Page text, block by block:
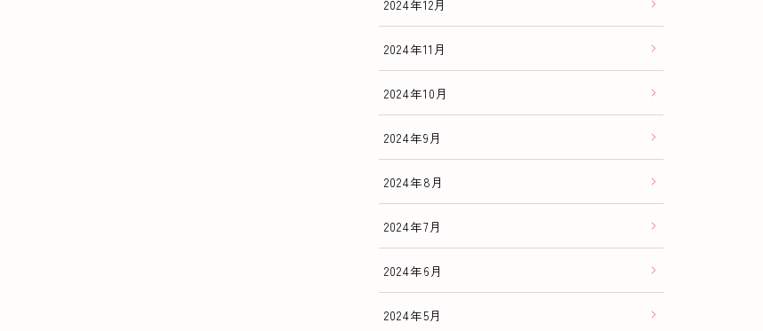
2024年12月
2024年11月
2024年10月
2024年9月
2024年8月
2024年7月
2024年6月
2024年5月